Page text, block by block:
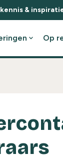
&
expand_more Op